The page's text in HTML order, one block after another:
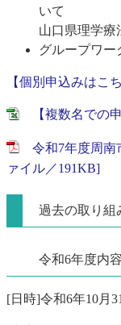
いて
山口県理学
グループワー
【個別申込みはこち
【複数名での
令和7年度周南
ァイル／191KB]
過去の取り組
令和6年度内
[日時]令和6年10月